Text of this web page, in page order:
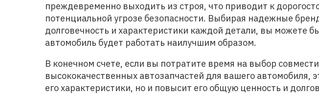
преждевременно выходить из строя, что приводит к
потенциальной угрозе безопасности. Выбирая надежные
долговечность и характеристики каждой детали, вы можете
автомобиль будет работать наилучшим образом.
В конечном счете, если вы потратите время на выбор
высококачественных автозапчастей для вашего автомобиля,
его характеристики, но и повысит его общую ценность и